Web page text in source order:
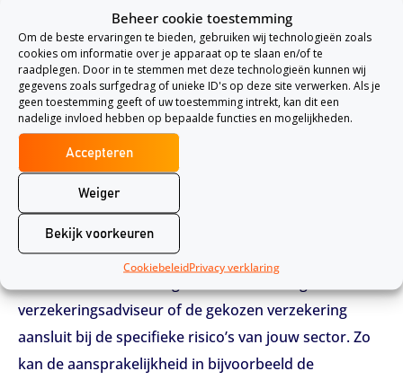
Beheer cookie toestemming
Om de beste ervaringen te bieden, gebruiken wij technologieën zoals
cookies om informatie over je apparaat op te slaan en/of te
raadplegen. Door in te stemmen met deze technologieën kunnen wij
gegevens zoals surfgedrag of unieke ID's op deze site verwerken. Als je
geen toestemming geeft of uw toestemming intrekt, kan dit een
nadelige invloed hebben op bepaalde functies en mogelijkheden.
Accepteren
Weiger
Bekijk voorkeuren
CookiebeleidPrivacy verklaring
3. Premie en eigen risico
Vergelijk de premies, maar let ook op het eigen risico
en de hoogte van de dekking. Een lage premie kan
gepaard gaan met een hoog eigen risico of een
beperkte dekking. Kies een balans die past bij de
financiële situatie en het risicoprofiel van jouw
onderneming.
4. Specifieke bedrijfsrisico’s
verzekeringsadviseur of de gekozen verzekering
aansluit bij de specifieke risico’s van jouw sector. Zo
kan de aansprakelijkheid in bijvoorbeeld de